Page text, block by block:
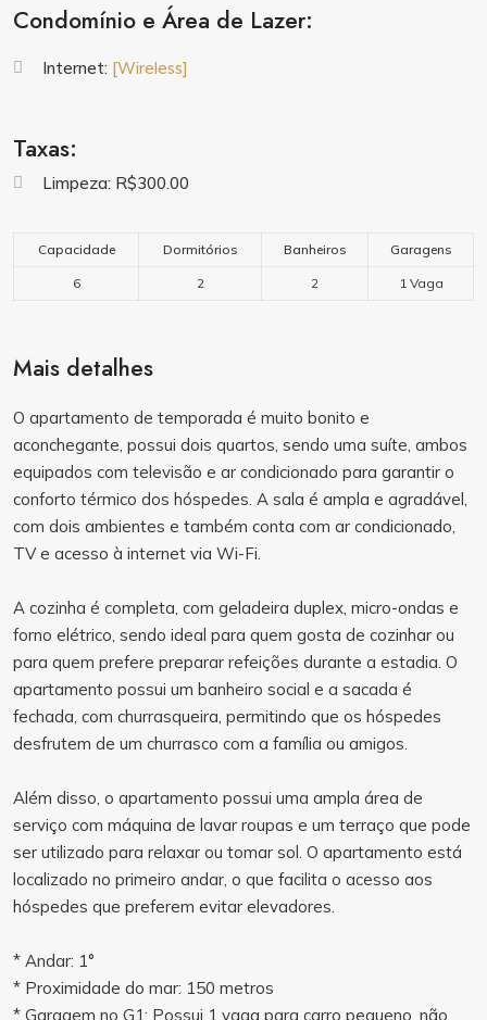
Condomínio e Área de Lazer:
Internet: [Wireless]
Taxas:
Limpeza: R$300.00
Capacidade Dormitórios Banheiros Garagens
6 2 2 1 Vaga
Mais detalhes
O apartamento de temporada é muito bonito e
aconchegante, possui dois quartos, sendo uma suíte, ambos
equipados com televisão e ar condicionado para garantir o
conforto térmico dos hóspedes. A sala é ampla e agradável,
com dois ambientes e também conta com ar condicionado,
TV e acesso à internet via Wi-Fi.
A cozinha é completa, com geladeira duplex, micro-ondas e
forno elétrico, sendo ideal para quem gosta de cozinhar ou
para quem prefere preparar refeições durante a estadia. O
apartamento possui um banheiro social e a sacada é
fechada, com churrasqueira, permitindo que os hóspedes
desfrutem de um churrasco com a família ou amigos.
Além disso, o apartamento possui uma ampla área de
serviço com máquina de lavar roupas e um terraço que pode
ser utilizado para relaxar ou tomar sol. O apartamento está
localizado no primeiro andar, o que facilita o acesso aos
hóspedes que preferem evitar elevadores.
* Andar: 1°
* Proximidade do mar: 150 metros
* Garagem no G1: Possui 1 vaga para carro pequeno, não